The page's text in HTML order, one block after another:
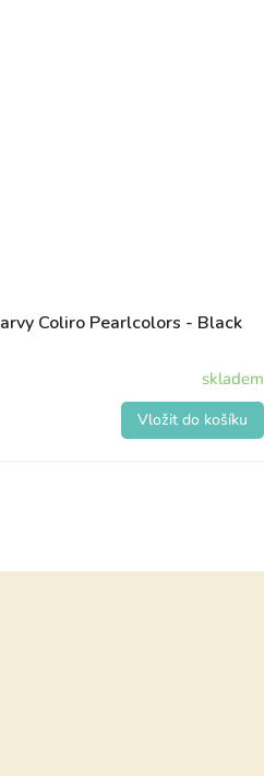
Coliro Pearlcolors - Black
skladem